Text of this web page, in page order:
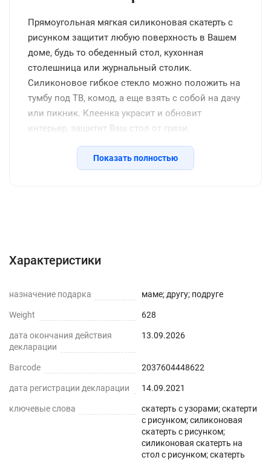
Прямоугольная мягкая силиконовая скатерть с
рисунком защитит любую поверхность в Вашем
доме, будь то обеденный стол, кухонная
столешница или журнальный столик.
Силиконовое гибкое стекло можно положить на
тумбу под ТВ, комод, а еще взять с собой на дачу
или пикник. Клеенка украсит и обновит
интерьер, защитит Ваш стол от грязи,
потертостей, царапин, станет отличным
подарком на день рождения, новоселье и другие
семейные праздники, включая новый год.
размеров или закруглить углы. Внимание: мы
усадку. Весь ассортимент Вы можете увидеть в
нашем магазине Decojoy
Показать полностью
Характеристики
назначение подарка маме; другу; подруге
Weight 628
дата окончания действия
декларации
13.09.2026
Barcode 2037604448622
дата регистрации декларации 14.09.2021
ключевые слова
скатерть с узорами; скатерти
с рисунком; силиконовая
скатерть с рисунком;
силиконовая скатерть на
стол с рисунком; скатерть